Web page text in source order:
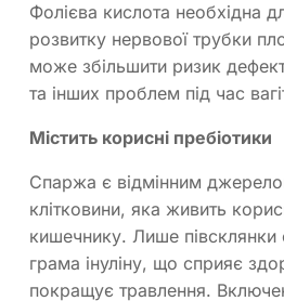
Фолієва кислота необхідна
розвитку нервової трубки
може збільшити ризик
та інших проблем під час
Містить корисні пребіотики
Спаржа є відмінним
клітковини, яка живить
кишечнику. Лише півсклянки
грама інуліну, що сприяє
покращує травлення.